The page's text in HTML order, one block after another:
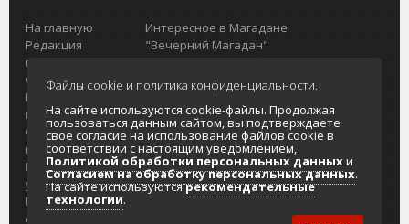
На главную
Редакция
портала
О проекте
Реклама на
портале
Отзывы и
предложения
Интернет-
услуги
Разработка
сайтов
Интересное в Магадане
"Вечерний Магадан"
Реклама
Главный туристический портал
Колымы
Политика в отношении обработки
персональных данных
Согласие на обработку персональных
данных
Файлы cookie и политика конфиденциальности.
На сайте используются cookie-файлы. Продолжая
пользоваться данным сайтом, вы подтверждаете
свое согласие на использование файлов cookie в
соответствии с настоящим уведомлением,
Политикой обработки персональных данныхи
Согласием на обработку персональных данных.
На сайте используютсярекомендательные
технологии.